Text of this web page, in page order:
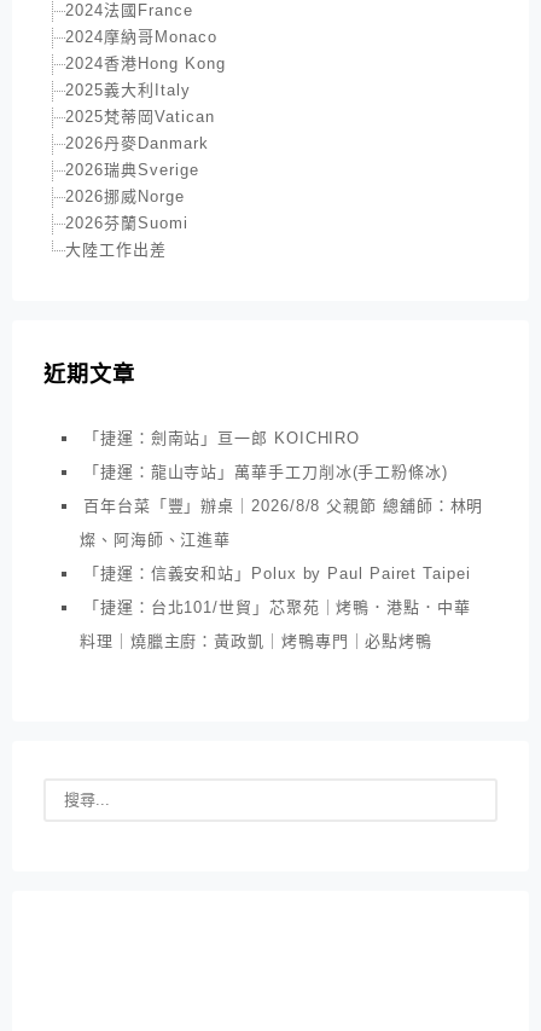
2024法國France
2024摩納哥Monaco
2024香港Hong Kong
2025義大利Italy
2025梵蒂岡Vatican
2026丹麥Danmark
2026瑞典Sverige
2026挪威Norge
2026芬蘭Suomi
大陸工作出差
近期文章
「捷運：劍南站」亘一郎 KOICHIRO
「捷運：龍山寺站」萬華手工刀削冰(手工粉條冰)
百年台菜「豐」辦桌｜2026/8/8 父親節 總舖師：林明
燦、阿海師、江進華
「捷運：信義安和站」Polux by Paul Pairet Taipei
「捷運：台北101/世貿」芯聚苑｜烤鴨．港點．中華
料理｜燒臘主廚：黃政凱｜烤鴨專門｜必點烤鴨